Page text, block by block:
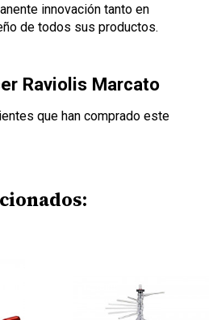
innovación tanto en
de todos sus productos.
Raviolis Marcato
que han comprado este